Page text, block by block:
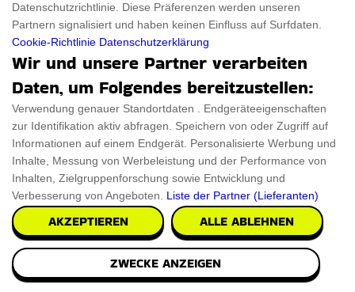
Alien Kopf 3D Nachtlicht
Mit dem handgefertigten Alien Kopf 3D Nachtlicht erhellen
Sie Ihren bevorzugten Raum mit einem hypno
PRÜFEN SIE ES AUS €22.89
Datenschutzrichtlinie. Diese Präferenzen werden unseren
Partnern signalisiert und haben keinen Einfluss auf Surfdaten.
Cookie-Richtlinie Datenschutzerklärung
Wir und unsere Partner verarbeiten
Daten, um Folgendes bereitzustellen:
Verwendung genauer Standortdaten . Endgeräteeigenschaften
zur Identifikation aktiv abfragen. Speichern von oder Zugriff auf
Informationen auf einem Endgerät. Personalisierte Werbung und
Inhalte, Messung von Werbeleistung und der Performance von
Inhalten, Zielgruppenforschung sowie Entwicklung und
Verbesserung von Angeboten. Liste der Partner (Lieferanten)
AKZEPTIEREN ALLE ABLEHNEN
ZWECKE ANZEIGEN